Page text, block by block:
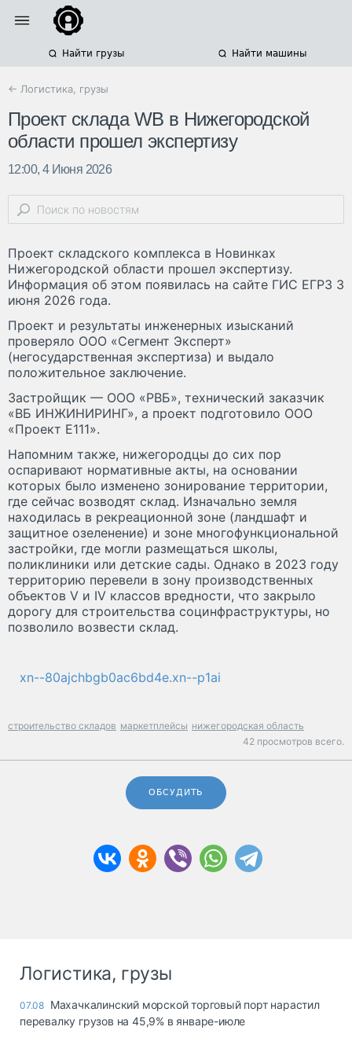
Найти грузы Найти машины
← Логистика, грузы
Проект склада WB в Нижегородской
области прошел экспертизу
12:00, 4 Июня 2026
Проект складского комплекса в Новинках
Нижегородской области прошел экспертизу.
Информация об этом появилась на сайте ГИС ЕГРЗ 3
июня 2026 года.
Проект и результаты инженерных изысканий
проверяло ООО «Сегмент Эксперт»
(негосударственная экспертиза) и выдало
положительное заключение.
Застройщик — ООО «РВБ», технический заказчик
«ВБ ИНЖИНИРИНГ», а проект подготовило ООО
«Проект Е111».
Напомним также, нижегородцы до сих пор
оспаривают нормативные акты, на основании
которых было изменено зонирование территории,
где сейчас возводят склад. Изначально земля
находилась в рекреационной зоне (ландшафт и
защитное озеленение) и зоне многофункциональной
застройки, где могли размещаться школы,
поликлиники или детские сады. Однако в 2023 году
территорию перевели в зону производственных
объектов V и IV классов вредности, что закрыло
дорогу для строительства социнфраструктуры, но
позволило возвести склад.
xn--80ajchbgb0ac6bd4e.xn--p1ai
строительство складов маркетплейсы нижегородская область
42 просмотров всего.
ОБСУДИТЬ
Логистика, грузы
07.08 Махачкалинский морской торговый порт нарастил
перевалку грузов на 45,9% в январе-июле